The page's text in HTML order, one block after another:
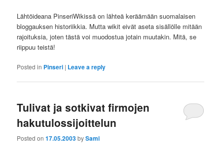
Lähtöideana PinseriWikissä on lähteä keräämään suomalaisen
bloggauksen historiikkia. Mutta wikit eivät aseta sisällölle mitään
rajoituksia, joten tästä voi muodostua jotain muutakin. Mitä, se
riippuu teistä!
Posted in Pinseri | Leave a reply
Tulivat ja sotkivat firmojen
hakutulossijoittelun
Posted on17.05.2003bySami